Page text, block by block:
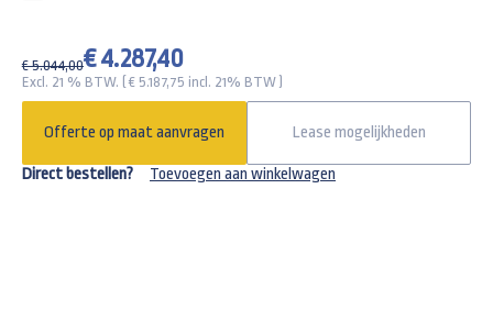
+599,00
€ 5.044,00€ 4.287,40
Excl. 21 % BTW. ( € 5.187,75 incl. 21% BTW )
Offerte op maat aanvragen Lease mogelijkheden
Direct bestellen? Toevoegen aan winkelwagen